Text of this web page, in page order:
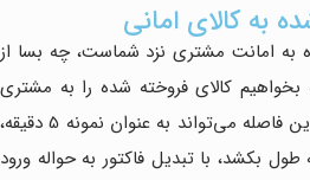
به کالای امانی
به امانت مشتری نزد شماست، چه بسا از
بخواهیم کالای فروخته شده را به مشتری
تحویل دهیم فاصله‌ای بیافتد، این فاصله می‌تواند به عنوان نمونه 5 دقیقه،
هفته طول بکشد، با تبدیل فاکتور به حواله ورود